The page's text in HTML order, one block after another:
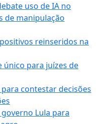
uso de IA no
de manipulação
reinseridos na
único para juízes de
contestar decisões
Lula para